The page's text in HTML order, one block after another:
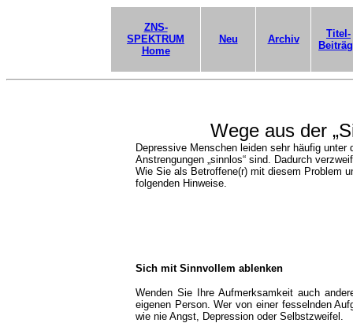
ZNS-
SPEKTRUM
Home
Neu Archiv
Titel-
Wege aus der
Depressive Menschen leiden sehr häufig
Anstrengungen „sinnlos“ sind. Dadurch
Wie Sie als Betroffene(r) mit diesem Problem
folgenden Hinweise.
Sich mit Sinnvollem ablenken
Wenden Sie Ihre Aufmerksamkeit auch
eigenen Person. Wer von einer fesselnden
wie nie Angst, Depression oder Selbstzweifel.